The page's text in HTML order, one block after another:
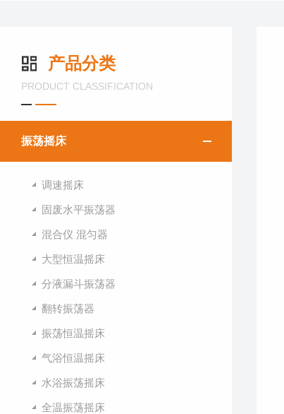
产品分类
PRODUCT CLASSIFICATION
振荡摇床
调速摇床
固废水平振荡器
混合仪 混匀器
大型恒温摇床
分液漏斗振荡器
翻转振荡器
振荡恒温摇床
气浴恒温摇床
水浴振荡摇床
全温振荡摇床